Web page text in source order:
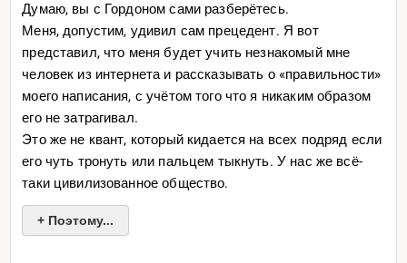
Думаю, вы с Гордоном сами разберётесь.
Меня, допустим, удивил сам прецедент. Я вот
представил, что меня будет учить незнакомый мне
человек из интернета и рассказывать о «правильности»
моего написания, с учётом того что я никаким образом
его не затрагивал.
Это же не квант, который кидается на всех подряд если
его чуть тронуть или пальцем тыкнуть. У нас же всё-
таки цивилизованное общество.
+ Поэтому...